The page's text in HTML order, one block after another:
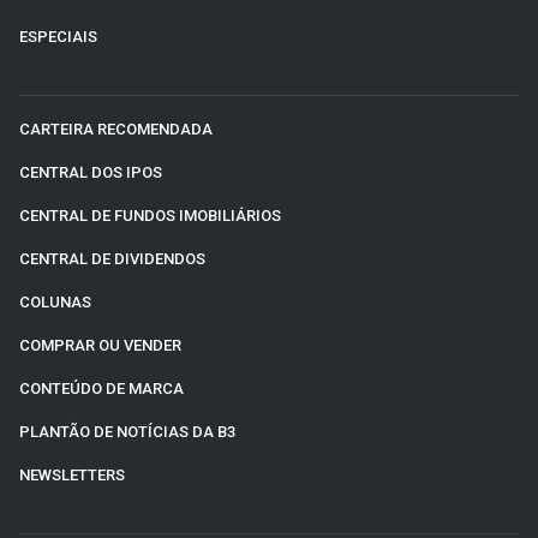
ESPECIAIS
CARTEIRA RECOMENDADA
CENTRAL DOS IPOS
CENTRAL DE FUNDOS IMOBILIÁRIOS
CENTRAL DE DIVIDENDOS
COLUNAS
COMPRAR OU VENDER
CONTEÚDO DE MARCA
PLANTÃO DE NOTÍCIAS DA B3
NEWSLETTERS